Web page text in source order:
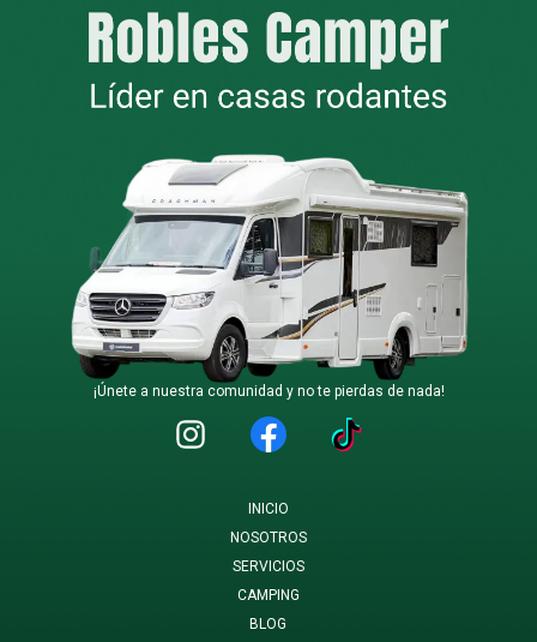
¡Únete a nuestra comunidad y no te pierdas de nada!
INICIO
NOSOTROS
SERVICIOS
CAMPING
BLOG